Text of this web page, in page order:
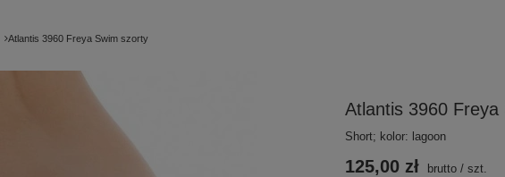
Atlantis 3960 Freya Swim szorty
Atlantis 3960 Freya
Short; kolor: lagoon
125,00 zł brutto /szt.